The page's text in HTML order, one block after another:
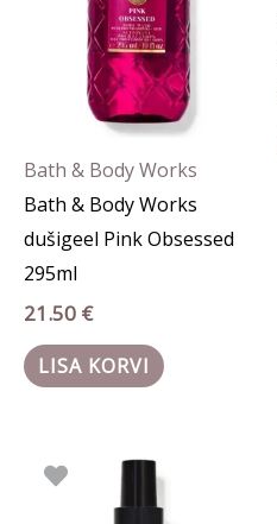
Bath & Body Works
Bath & Body Works
dušigeel Pink Obsessed
295ml
21.50 €
LISA KORVI